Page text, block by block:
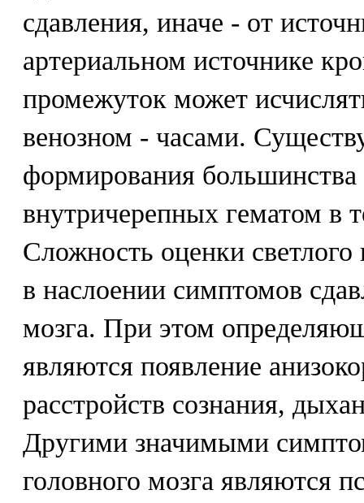
сдавления, иначе - от
артериальном источнике
промежуток может
венозном - часами.
формирования большинства
внутричерепных гематом в
Сложность оценки
в наслоении симптомов
мозга. При этом
являются появление
расстройств сознания,
Другими значимыми
головного мозга являются